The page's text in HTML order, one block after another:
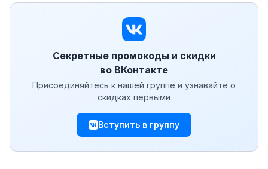
Секретные промокоды и скидки
во ВКонтакте
Присоединяйтесь к нашей группе и узнавайте о
скидках первыми
Вступить в группу